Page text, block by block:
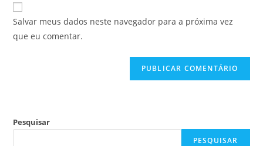
Salvar meus dados neste navegador para a próxima vez
que eu comentar.
Pesquisar
PESQUISAR